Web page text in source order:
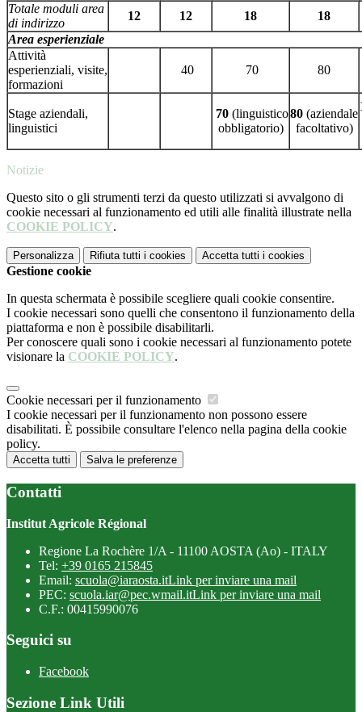
Totale moduli area
di indirizzo
12 12 18
18
Area esperienziale
Attività
esperienziali, visite,
formazioni
40 70 80
Stage aziendali,
linguistici
70 (linguistico
obbligatorio)
80 (aziendale
facoltativo)
Notizie
Questo sito o gli strumenti terzi da questo utilizzati si avvalgono di
cookie necessari al funzionamento ed utili alle finalità illustrate nella
COOKIE POLICY.
Personalizza Rifiuta tutti i cookies Accetta tutti i cookies
Gestione cookie
In questa schermata è possibile scegliere quali cookie consentire.
I cookie necessari sono quelli che consentono il funzionamento della
piattaforma e non è possibile disabilitarli.
Per conoscere quali sono i cookie necessari al funzionamento potete
visionare la COOKIE POLICY.
Cookie necessari per il funzionamento
I cookie necessari per il funzionamento non possono essere
disabilitati. È possibile consultare l'elenco nella pagina della cookie
policy.
Accetta tutti Salva le preferenze
Contatti
Institut Agricole Régional
Regione La Rochère 1/A - 11100 AOSTA (Ao) - ITALY
Tel: +39 0165 215845
Email: scuola@iaraosta.itLink per inviare una mail
PEC: scuola.iar@pec.wmail.itLink per inviare una mail
C.F.: 00415990076
Seguici su
Facebook
Sezione Link Utili